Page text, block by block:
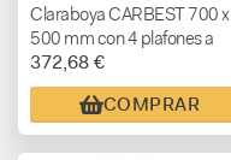
Claraboya CARBEST 700 x
500 mm con 4 plafones a
Leds
372,68 €
COMPRAR